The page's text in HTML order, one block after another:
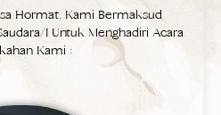
Hormat, Kami Bermaksud
I Untuk Menghadiri Acara
Kami :